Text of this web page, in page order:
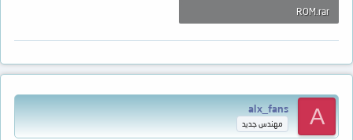
ROM.rar
A
alx_fans
مهندس جديد